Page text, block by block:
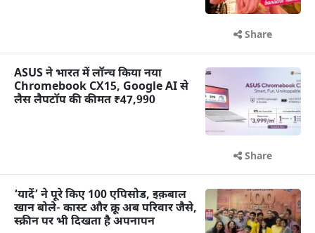
Share
ASUS ने भारत में लॉन्च किया नया
Chromebook CX15, Google AI से
लैस लैपटॉप की कीमत ₹47,990
Share
‘यादें’ ने पूरे किए 100 एपिसोड, इक़बाल
खान बोले- कास्ट और क्रू अब परिवार जैसे,
स्क्रीन पर भी दिखता है अपनापन